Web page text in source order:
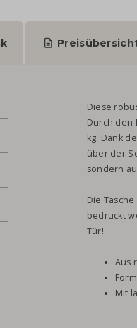
Diese
Durch den
kg. Dank
über der
sondern
Die
bedruckt
Tür!
Aus
Mit